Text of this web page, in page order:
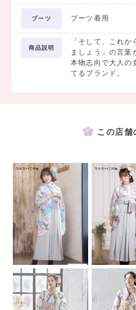
ブーツ ブーツ着用
商品説明
「そして、これ
ましょう」の言葉
本物志向で大人の
てるブランド。
この店舗